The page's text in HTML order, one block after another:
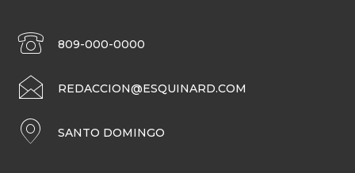
809-000-0000
REDACCION@ESQUINARD.COM
SANTO DOMINGO